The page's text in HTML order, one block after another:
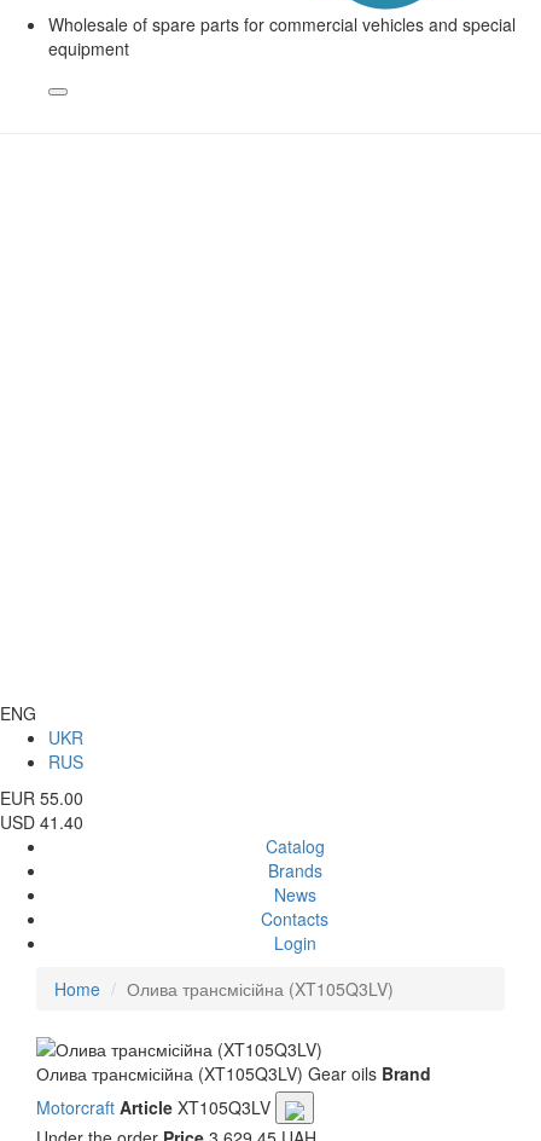
Wholesale of spare parts for commercial vehicles and special
equipment
ENG
UKR
RUS
EUR 55.00
USD 41.40
Catalog
Brands
News
Contacts
Login
Home
Олива трансмісійна (XT105Q3LV)
Олива трансмісійна (XT105Q3LV) Gear oils Brand
Motorcraft Article XT105Q3LV